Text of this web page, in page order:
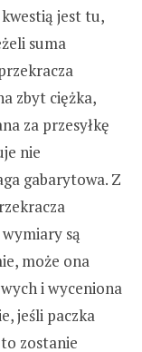
jest tu,
suma
zbyt ciężka,
za przesyłkę
nie
gabarytowa. Z
są
może ona
i wyceniona
jeśli paczka
zostanie